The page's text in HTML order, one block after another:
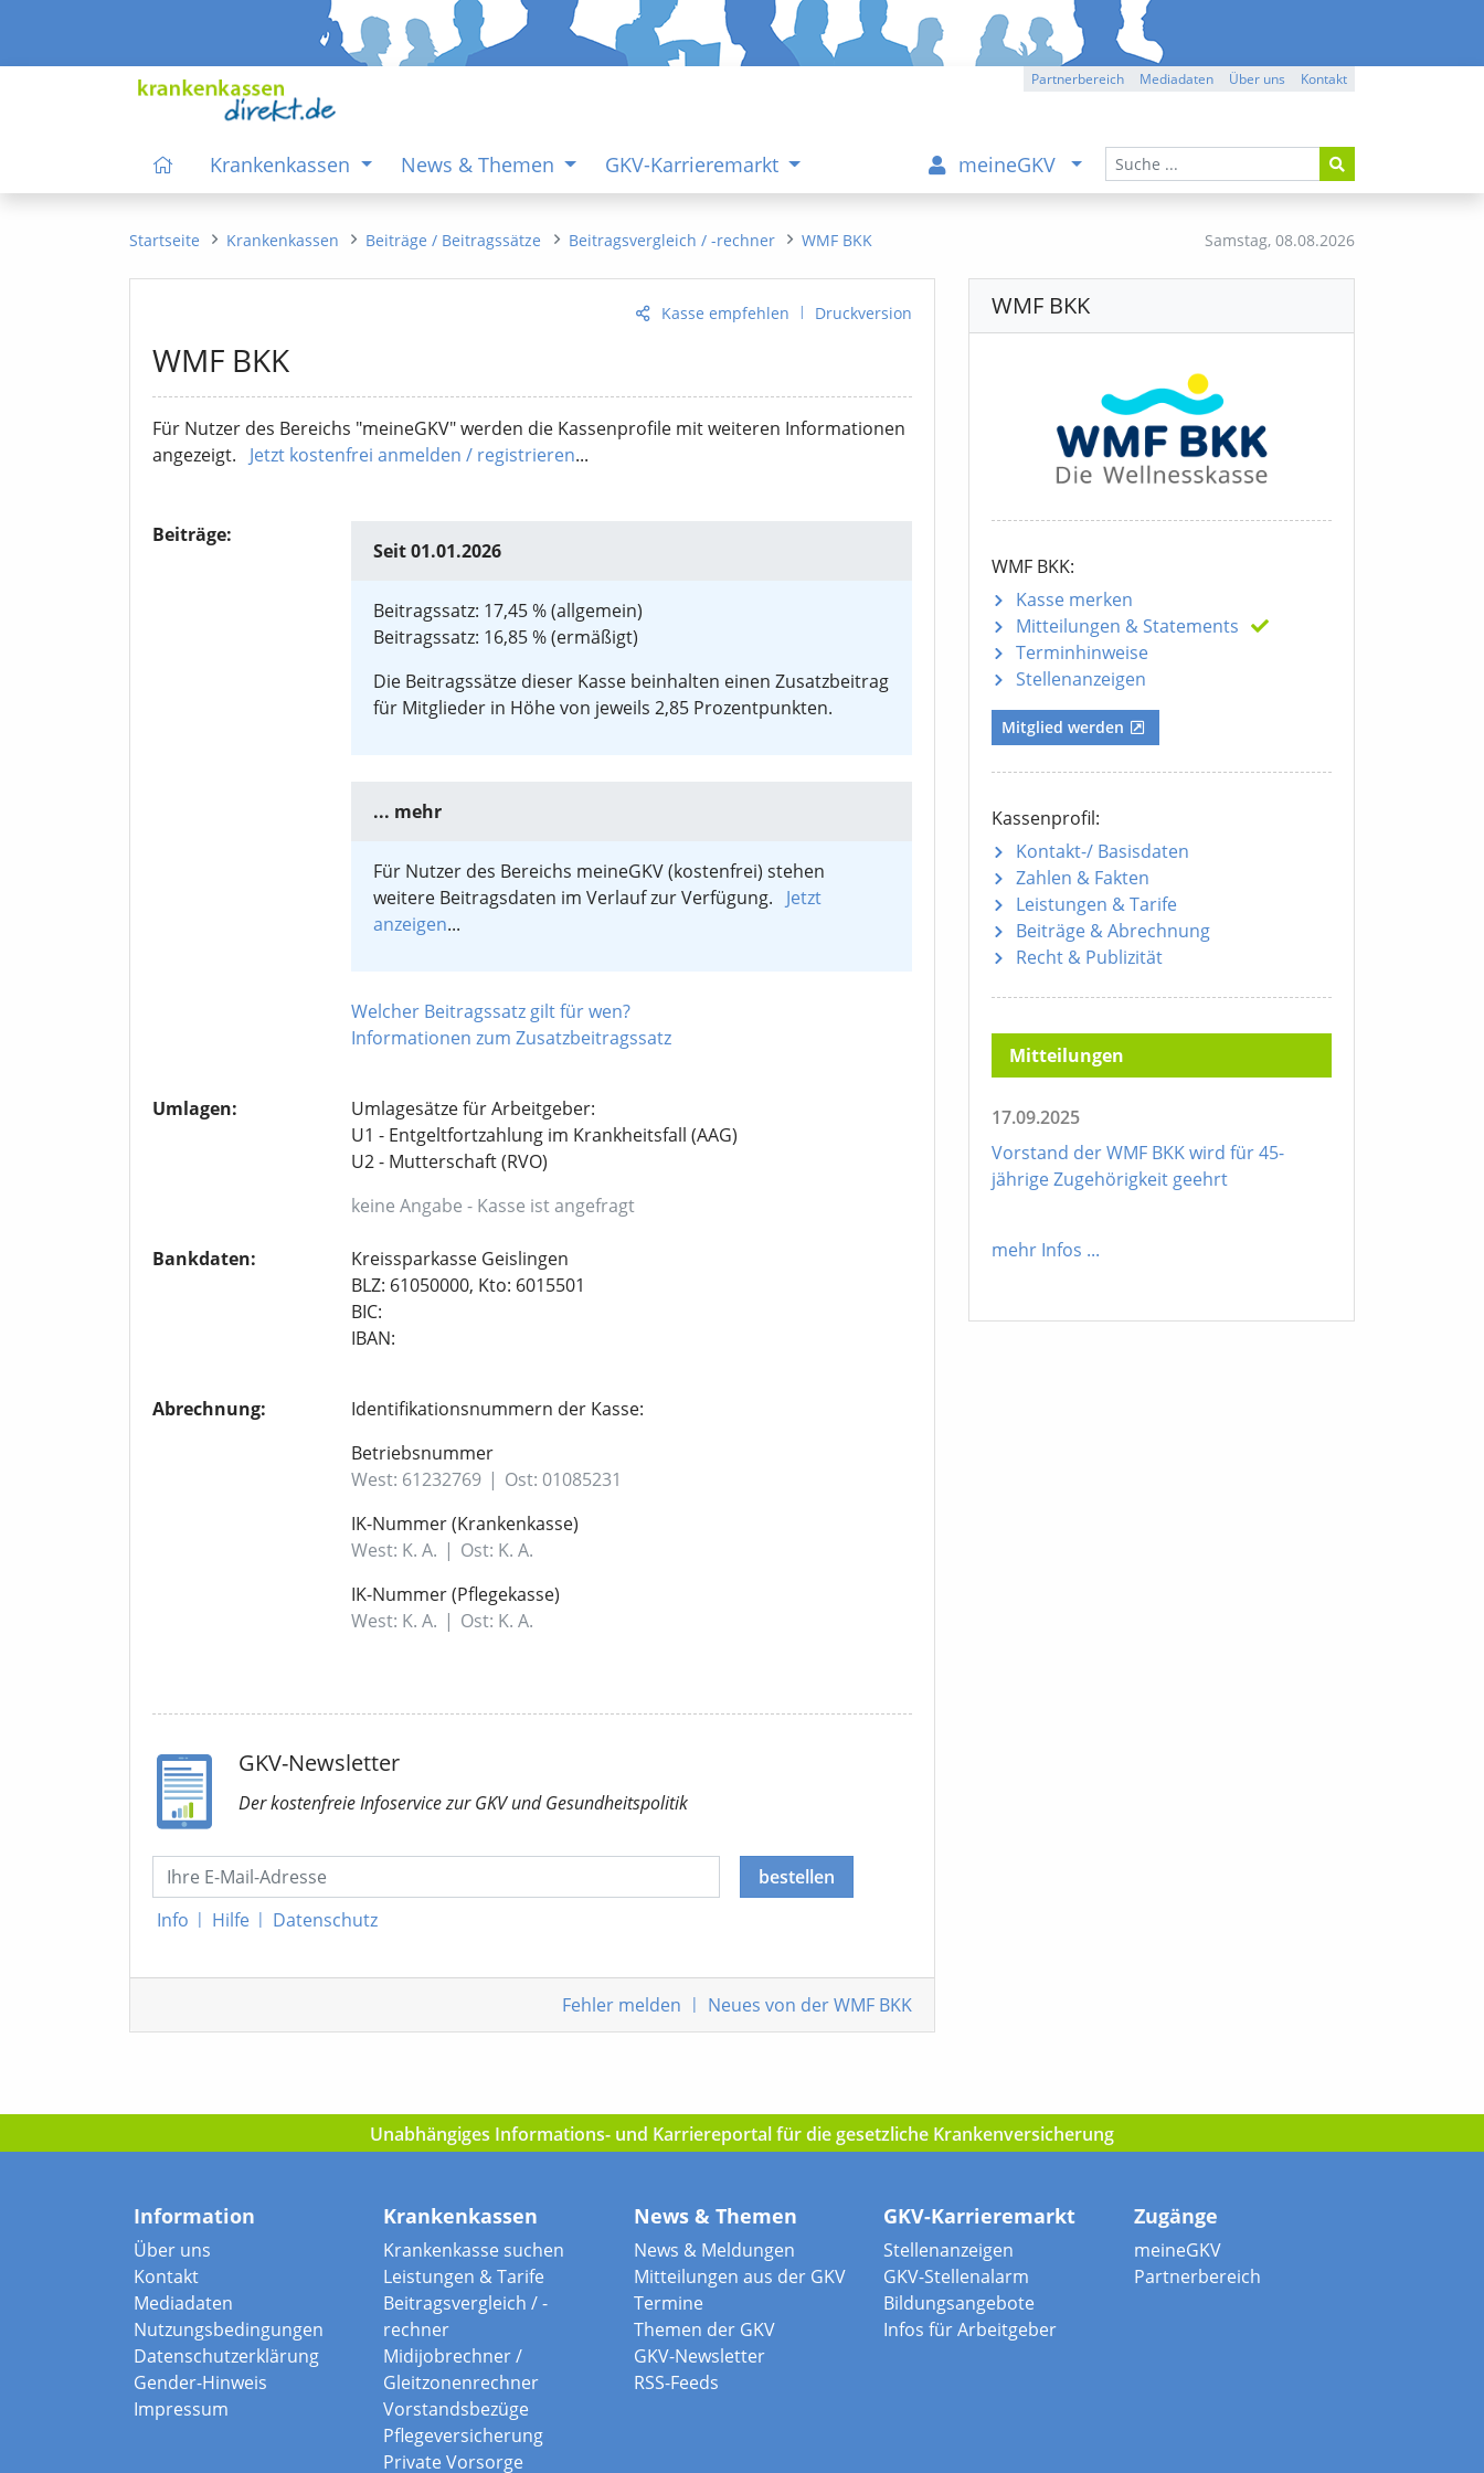
Partnerbereich Mediadaten Über uns Kontakt
Krankenkassen News & Themen GKV-Karrieremarkt meineGKV
Samstag, 08.08.2026
Startseite Krankenkassen Beiträge / Beitragssätze Beitragsvergleich / -rechner WMF BKK
Kasse empfehlen | Druckversion
WMF BKK
Für Nutzer des Bereichs "meineGKV" werden die Kassenprofile mit weiteren Informationen
angezeigt.
Jetzt kostenfrei anmelden / registrieren...
Beiträge:
Seit 01.01.2026
Beitragssatz: 17,45 % (allgemein)
Beitragssatz: 16,85 % (ermäßigt)
Die Beitragssätze dieser Kasse beinhalten einen Zusatzbeitrag
für Mitglieder in Höhe von jeweils 2,85 Prozentpunkten.
... mehr
Für Nutzer des Bereichs meineGKV (kostenfrei) stehen
weitere Beitragsdaten im Verlauf zur Verfügung.
Jetzt
anzeigen...
Welcher Beitragssatz gilt für wen?
Informationen zum Zusatzbeitragssatz
Umlagen:
Umlagesätze für Arbeitgeber:
U1 - Entgeltfortzahlung im Krankheitsfall (AAG)
U2 - Mutterschaft (RVO)
keine Angabe - Kasse ist angefragt
Bankdaten:
Kreissparkasse Geislingen
BLZ: 61050000, Kto: 6015501
BIC:
IBAN:
Abrechnung:
Identifikationsnummern der Kasse:
Betriebsnummer
West: 61232769 | Ost: 01085231
IK-Nummer (Krankenkasse)
West: K. A. | Ost: K. A.
IK-Nummer (Pflegekasse)
West: K. A. | Ost: K. A.
GKV-Newsletter
Der kostenfreie Infoservicezur GKVund Gesundheitspolitik
Info | Hilfe | Datenschutz
bestellen
Fehler melden | Neues von der WMF BKK
WMF BKK
WMF BKK:
Kasse merken
Mitteilungen & Statements
Terminhinweise
Stellenanzeigen
Mitglied werden
Kassenprofil:
Kontakt-/ Basisdaten
Zahlen & Fakten
Leistungen & Tarife
Beiträge & Abrechnung
Recht & Publizität
Mitteilungen
17.09.2025
Vorstand der WMF BKK wird für 45-
jährige Zugehörigkeit geehrt
mehr Infos ...
Unabhängiges Informations- und Karriereportal für die gesetzliche Krankenversicherung
Information
Über uns
Kontakt
Mediadaten
Nutzungsbedingungen
Datenschutzerklärung
Gender-Hinweis
Impressum
Krankenkassen
Krankenkasse suchen
Leistungen & Tarife
Beitragsvergleich / -
rechner
Midijobrechner /
Gleitzonenrechner
Vorstandsbezüge
Pflegeversicherung
Private Vorsorge
News & Themen
News & Meldungen
Mitteilungen aus der GKV
Termine
Themen der GKV
GKV-Newsletter
RSS-Feeds
GKV-Karrieremarkt
Stellenanzeigen
GKV-Stellenalarm
Bildungsangebote
Infos für Arbeitgeber
Zugänge
meineGKV
Partnerbereich